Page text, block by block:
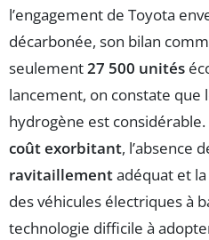
l’engagement de Toyota
décarbonée, son bilan
seulement27 500 unités
lancement, on constate que
hydrogène est
coût exorbitant, l’absence
ravitaillementadéquat et la
des véhicules électriques à
technologie difficile à